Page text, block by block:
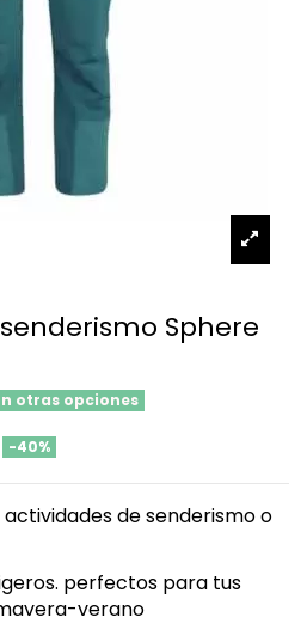
Sphere
otras opciones
-40%
de senderismo o
perfectos para tus
verano